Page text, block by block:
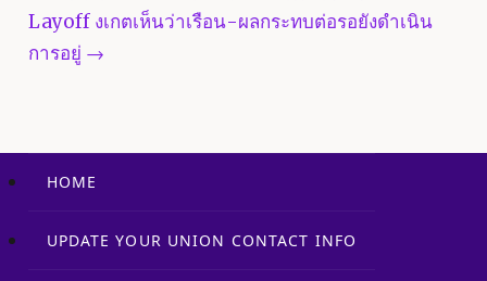
lack of organization
create more questions
than answers.This is not
Layoff งเกตเห็นว่าเรือน-ผลกระทบต่อรอยังดำเนิน
การอยู่ →
HOME
UPDATE YOUR UNION CONTACT INFO